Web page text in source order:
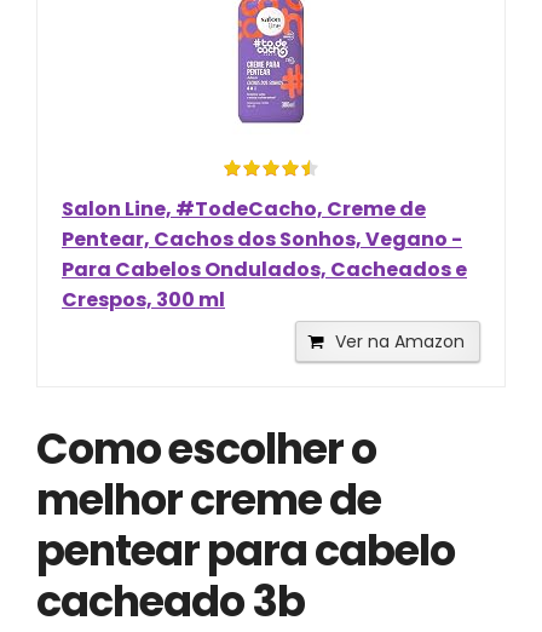
Salon Line, #TodeCacho, Creme de
Pentear, Cachos dos Sonhos, Vegano -
Para Cabelos Ondulados, Cacheados e
Crespos, 300 ml
Ver na Amazon
Como escolher o
melhor creme de
pentear para cabelo
cacheado 3b